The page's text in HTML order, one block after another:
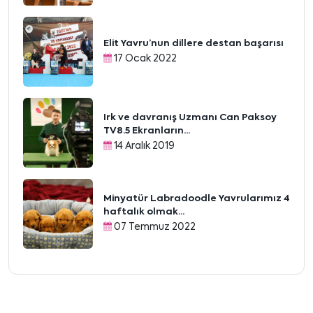
Elit Yavru’nun dillere destan başarısı
17 Ocak 2022
Irk ve davranış Uzmanı Can Paksoy
TV8.5 Ekranların...
14 Aralık 2019
Minyatür Labradoodle Yavrularımız 4
haftalık olmak...
07 Temmuz 2022